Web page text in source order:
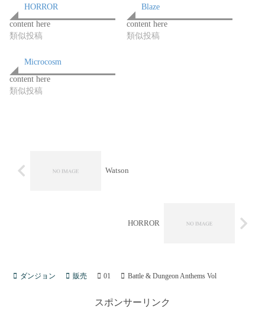
HORROR
content here
類似投稿
Blaze
content here
類似投稿
Microcosm
content here
類似投稿
Watson
HORROR
ダンジョン 販売 01 Battle & Dungeon Anthems Vol
スポンサーリンク